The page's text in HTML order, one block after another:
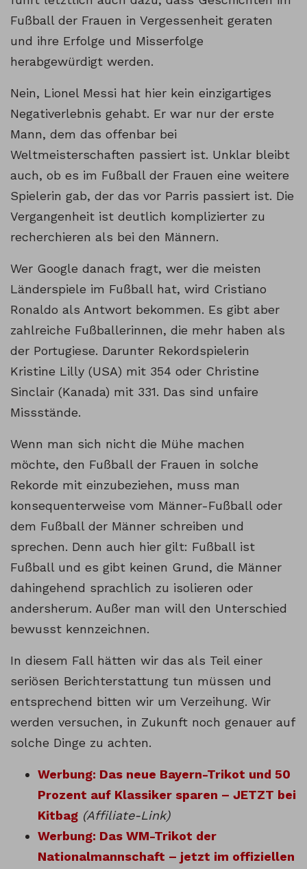
Fußball der Frauen in Vergessenheit geraten
und ihre Erfolge und Misserfolge
herabgewürdigt werden.
Nein, Lionel Messi hat hier kein einzigartiges
Negativerlebnis gehabt. Er war nur der erste
Mann, dem das offenbar bei
Weltmeisterschaften passiert ist. Unklar bleibt
auch, ob es im Fußball der Frauen eine weitere
Spielerin gab, der das vor Parris passiert ist. Die
Vergangenheit ist deutlich komplizierter zu
recherchieren als bei den Männern.
Wer Google danach fragt, wer die meisten
Länderspiele im Fußball hat, wird Cristiano
Ronaldo als Antwort bekommen. Es gibt aber
zahlreiche Fußballerinnen, die mehr haben als
der Portugiese. Darunter Rekordspielerin
Kristine Lilly (USA) mit 354 oder Christine
Sinclair (Kanada) mit 331. Das sind unfaire
Missstände.
Wenn man sich nicht die Mühe machen
möchte, den Fußball der Frauen in solche
Rekorde mit einzubeziehen, muss man
konsequenterweise vom Männer-Fußball oder
dem Fußball der Männer schreiben und
sprechen. Denn auch hier gilt: Fußball ist
Fußball und es gibt keinen Grund, die Männer
dahingehend sprachlich zu isolieren oder
andersherum. Außer man will den Unterschied
bewusst kennzeichnen.
In diesem Fall hätten wir das als Teil einer
seriösen Berichterstattung tun müssen und
entsprechend bitten wir um Verzeihung. Wir
werden versuchen, in Zukunft noch genauer auf
solche Dinge zu achten.
Werbung: Das neue Bayern-Trikot und 50
Prozent auf Klassiker sparen – JETZT bei
Kitbag (Affiliate-Link)
Werbung: Das WM-Trikot der
Nationalmannschaft – jetzt im offiziellen